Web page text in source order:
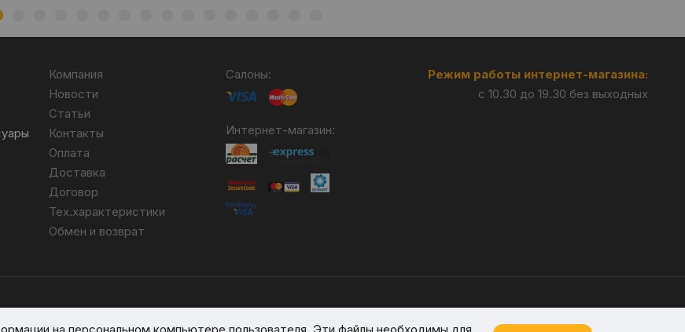
Компания
Новости
Статьи
Контакты
Оплата
Доставка
Договор
Тех.характеристики
Обмен и возврат
Салоны:
Интернет-магазин:
Режим работы интернет-магазина:
с 10.30 до 19.30 без выходных